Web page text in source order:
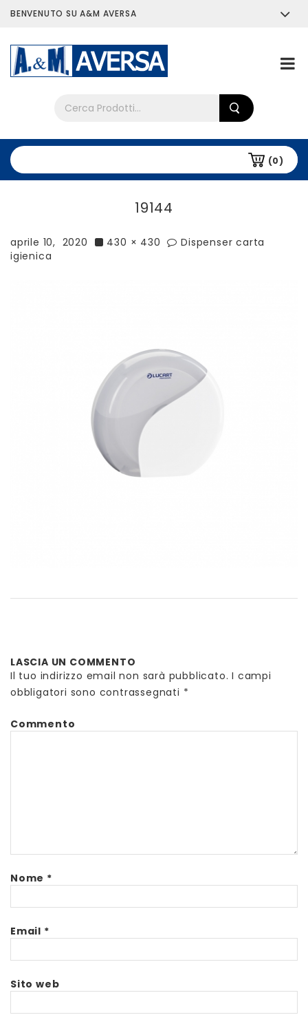
BENVENUTO SU A&M AVERSA
(0)
19144
aprile 10, 2020 430 × 430
Dispenser carta
igienica
LASCIA UN COMMENTO
Il tuo indirizzo email non sarà pubblicato. I campi
obbligatori sono contrassegnati *
Commento
Nome *
Email *
Sito web